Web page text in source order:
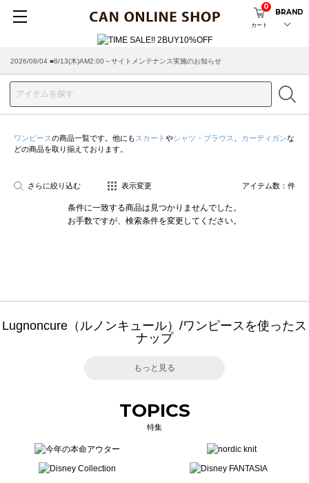
カート
0
BRAND
2026/08/04 ■8/13(木)AM2:00～サイトメンテナンス実施のお知らせ
ワンピースの商品一覧です。他にも スカート やシャツ・ブラウス カーディガンな
どの商品を取り揃えております。
さらに絞り込む 表示変更 アイテム数： 件
条件に一致する商品は見つかりませんでした。
お手数ですが、検索条件を変更してください。
Lugnoncure（ルノンキュール）/ワンピースを使ったス
ナップ
もっと見る
TOPICS
特集